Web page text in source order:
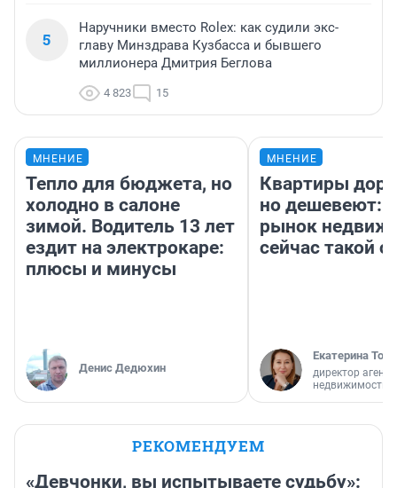
5
Наручники вместо Rolex: как судили экс-
главу Минздрава Кузбасса и бывшего
миллионера Дмитрия Беглова
4 823 15
МНЕНИЕ
Тепло для бюджета, но
холодно в салоне
зимой. Водитель 13 лет
ездит на электрокаре:
плюсы и минусы
Денис Дедюхин
МНЕНИЕ
Квартиры
но дешевеют:
рынок
сейчас такой
Екатерина
директор
недвижимости
РЕКОМЕНДУЕМ
«Девчонки, вы испытываете судьбу»: